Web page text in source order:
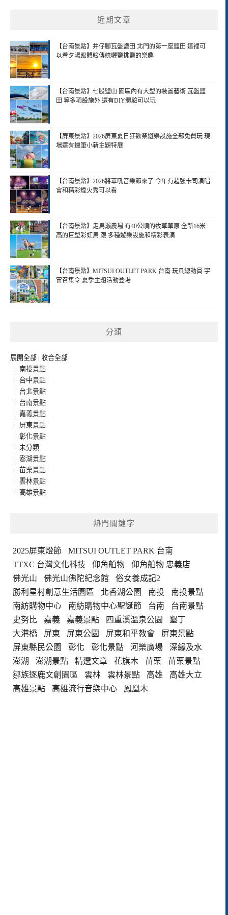
近期文章
【台南景點】井仔腳瓦盤鹽田 北門的第一座鹽田 這裡可
以看夕陽跟體驗傳統曬鹽挑鹽的樂趣
【台南景點】七股鹽山 園區內有大型的裝置藝術 瓦盤鹽
田 等多項設施外 還有DIY體驗可以玩
【屏東景點】2026屏東夏日狂歡祭遊樂設施全部免費玩 現
場還有蠟筆小新主題特展
【台南景點】2026將軍吼音樂節來了 今年有超強卡司演唱
會和精彩煙火秀可以看
【台南景點】走馬瀨農場 有40公頃的牧草草原 全新16米
高的巨型彩虹馬 跟 多種遊樂設施和精彩表演
【台南景點】MITSUI OUTLET PARK 台南 玩具總動員 宇
宙召集令 夏季主題活動登場
分類
展開全部 | 收合全部
南投景點
台中景點
台北景點
台南景點
嘉義景點
屏東景點
彰化景點
未分類
澎湖景點
苗栗景點
雲林景點
高雄景點
熱門關鍵字
2025屏東燈節
MITSUI OUTLET PARK 台南
TTXC 台灣文化科技
仰角舶物
仰角舶物 忠義店
佛光山
佛光山佛陀紀念館
俗女養成記2
勝利星村創意生活園區
北香湖公園 南投
南投景點
南紡購物中心
南紡購物中心聖誕節 台南
台南景點
史努比
嘉義 嘉義景點 四重溪溫泉公園
墾丁
大港橋
屏東 屏東公園 屏東和平教會
屏東景點
屏東縣民公園
彰化 彰化景點 河樂廣場
深緣及水
澎湖
澎湖景點 精選文章 花旗木 苗栗
苗栗景點
鄒族逐鹿文創園區
雲林 雲林景點 高雄
高雄大立
高雄景點
高雄流行音樂中心 鳳凰木